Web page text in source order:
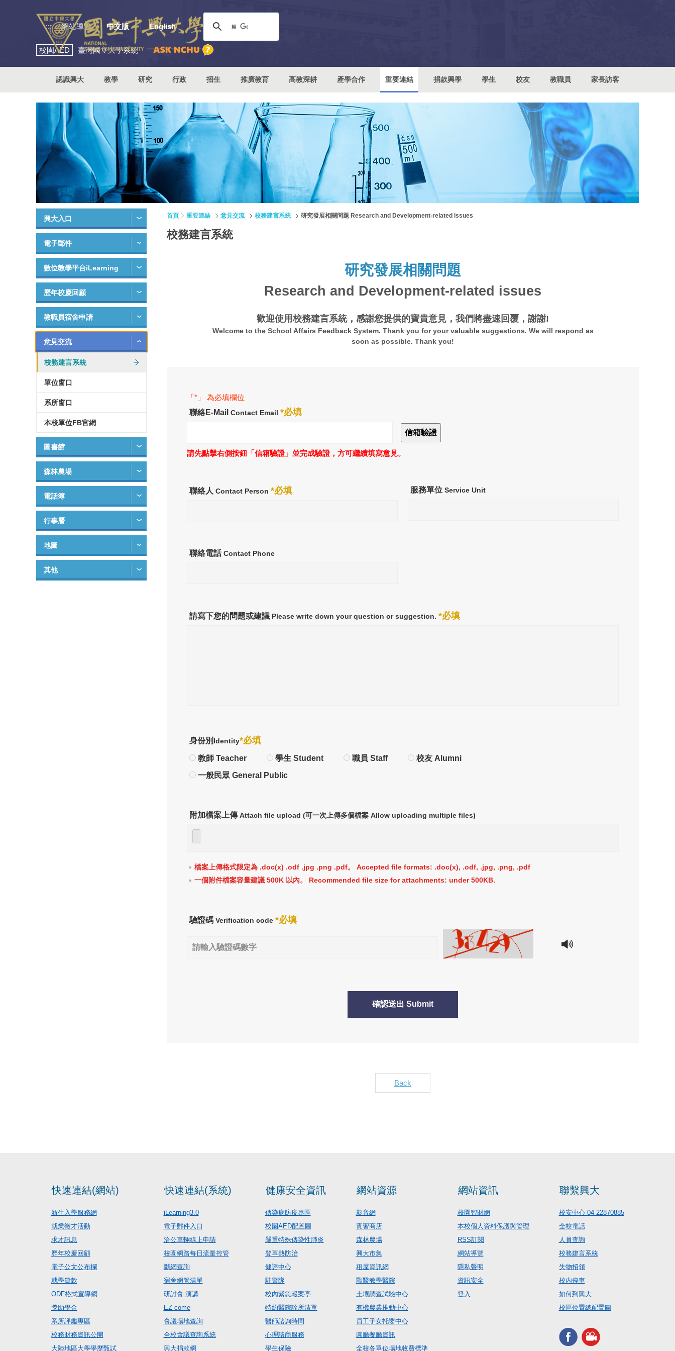
::: 網站導覽 中文版 English
校園AED 臺灣國立大學系統
認識興大 教學 研究 行政 招生 推廣教育 高教深耕 產學合作 重要連結 捐款興學 學生 校友 教職員 家長訪客
興大入口
電子郵件
數位教學平台iLearning
歷年校慶回顧
教職員宿舍申請
意見交流
校務建言系統
單位窗口
系所窗口
本校單位FB官網
圖書館
森林農場
電話簿
行事曆
地圖
其他
首頁 重要連結 意見交流 校務建言系統 研究發展相關問題 Research and Development-related issues
校務建言系統
研究發展相關問題
Research and Development-related issues
歡迎使用校務建言系統，感謝您提供的寶貴意見，我們將盡速回覆，謝謝!
Welcome to the School Affairs Feedback System. Thank you for your valuable suggestions. We will respond as
soon as possible. Thank you!
「*」 為必填欄位
聯絡E-Mail Contact Email *必填
請先點擊右側按鈕「信箱驗證」並完成驗證，方可繼續填寫意見。
聯絡人 Contact Person *必填 服務單位 Service Unit
聯絡電話 Contact Phone
請寫下您的問題或建議 Please write down your question or suggestion. *必填
身份別 Identity*必填
教師 Teacher 學生 Student 職員 Staff
校友 Alumni
一般民眾 General Public
附加檔案上傳 Attach file upload (可一次上傳多個檔案 Allow uploading multiple files)
檔案上傳格式限定為 .doc(x) .odf .jpg .png .pdf。 Accepted file formats: .doc(x), .odf, .jpg, .png, .pdf
一個附件檔案容量建議 500K 以內。 Recommended file size for attachments: under 500KB.
驗證碼 Verification code *必填
確認送出 Submit
Back
快速連結(網站)
新生入學服務網
就業徵才活動
求才訊息
歷年校慶回顧
電子公文公布欄
就學貸款
ODF格式宣導網
獎助學金
系所評鑑專區
校務財務資訊公開
大陸地區大學學歷甄試
快速連結(系統)
iLearning3.0
電子郵件入口
洽公車輛線上申請
校園網路每日流量控管
斷網查詢
宿舍網管清單
研討會.演講
EZ-come
會議場地查詢
全校會議查詢系統
興大捐款網
健康安全資訊
傳染病防疫專區
校園AED配置圖
嚴重特殊傳染性肺炎
登革熱防治
健諮中心
駐警隊
校內緊急報案亭
特約醫院診所清單
醫師諮詢時間
心理諮商服務
學生保險
網站資源
影音網
實習商店
森林農場
興大市集
租屋資訊網
獸醫教學醫院
土壤調查試驗中心
有機農業推動中心
員工子女托嬰中心
圓廳餐廳資訊
全校各單位場地收費標準
網站資訊
校園智財網
本校個人資料保護與管理
RSS訂閱
網站導覽
隱私聲明
資訊安全
登入
聯繫興大
校安中心 04-22870885
全校電話
人員查詢
校務建言系統
失物招領
校內停車
如何到興大
校區位置總配置圖